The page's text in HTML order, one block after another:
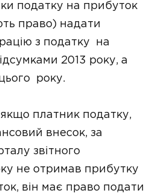
податку на прибуток
право) надати
з податку на
2013 року, а
року.
платник податку,
внесок, за
звітного
не отримав прибутку
він має право подати